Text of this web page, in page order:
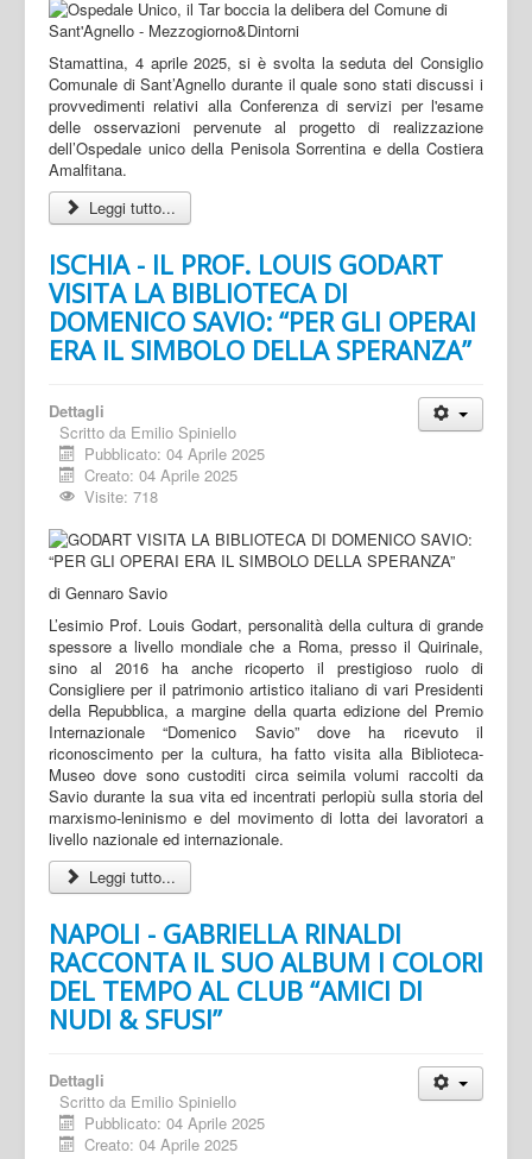
Stamattina, 4 aprile 2025, si è svolta la seduta del Consiglio
Comunale di Sant’Agnello durante il quale sono stati discussi i
provvedimenti relativi alla Conferenza di servizi per l'esame
delle osservazioni pervenute al progetto di realizzazione
dell’Ospedale unico della Penisola Sorrentina e della Costiera
Amalfitana.
Leggi tutto...
ISCHIA - IL PROF. LOUIS GODART
VISITA LA BIBLIOTECA DI
DOMENICO SAVIO: “PER GLI OPERAI
ERA IL SIMBOLO DELLA SPERANZA”
Dettagli
Scritto da Emilio Spiniello
Pubblicato: 04 Aprile 2025
Creato: 04 Aprile 2025
Visite: 718
di Gennaro Savio
L’esimio Prof. Louis Godart, personalità della cultura di grande
spessore a livello mondiale che a Roma, presso il Quirinale,
sino al 2016 ha anche ricoperto il prestigioso ruolo di
Consigliere per il patrimonio artistico italiano di vari Presidenti
della Repubblica, a margine della quarta edizione del Premio
Internazionale “Domenico Savio” dove ha ricevuto il
riconoscimento per la cultura, ha fatto visita alla Biblioteca-
Museo dove sono custoditi circa seimila volumi raccolti da
Savio durante la sua vita ed incentrati perlopiù sulla storia del
marxismo-leninismo e del movimento di lotta dei lavoratori a
livello nazionale ed internazionale.
Leggi tutto...
NAPOLI - GABRIELLA RINALDI
RACCONTA IL SUO ALBUM I COLORI
DEL TEMPO AL CLUB “AMICI DI
NUDI & SFUSI”
Dettagli
Scritto da Emilio Spiniello
Pubblicato: 04 Aprile 2025
Creato: 04 Aprile 2025